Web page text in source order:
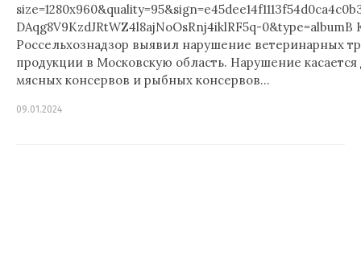
DAqg8V9KzdJRtWZ4l8ajNoOsRnj4iklRF5q-
Россельхознадзор выявил нарушение ветеринарных
продукции в Московскую область. Нарушение
мясных консервов и рыбных консервов…
09.01.2024